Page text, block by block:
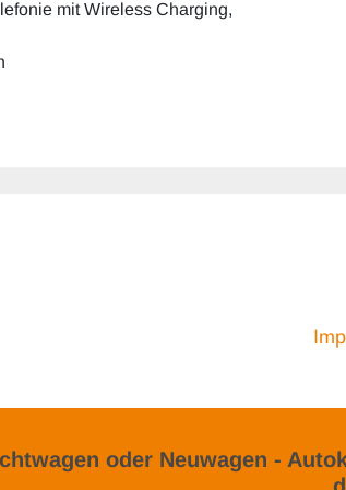
mit Wireless Charging,
oder Neuwagen -